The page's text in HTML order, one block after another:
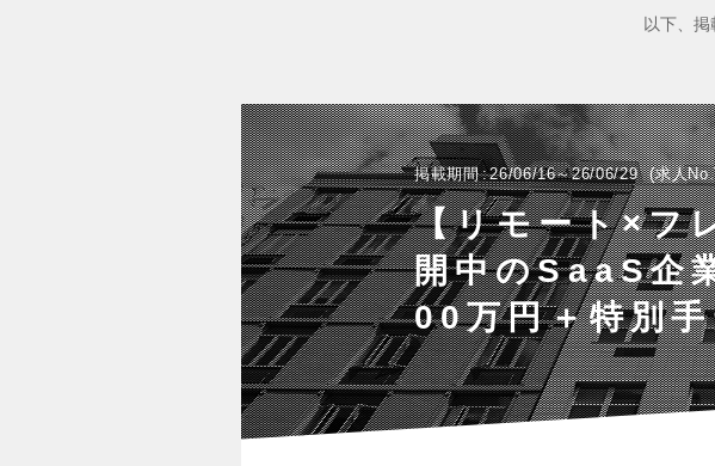
以下、掲
掲載期間 26/06/16～26/06/29 求人
【リモート×フ
開中のSaaS企
00万円＋特別